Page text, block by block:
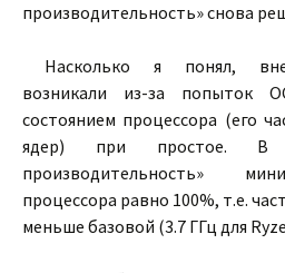
производительность» снова
Насколько я понял,
возникали из-за попыток
состоянием процессора (его
ядер) при простое. В
производительность»
процессора равно 100%, т.е.
меньше базовой (3.7 ГГц для